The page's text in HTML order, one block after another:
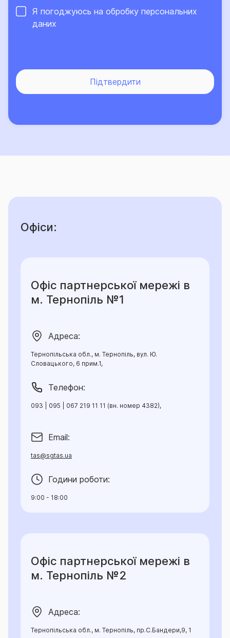
Про високий рівень сервісу та надійний страховий
захист, що його забезпечує Страхова група «ТАС»,
свідчить той факт, що кількість клієнтів компанії, які
Я погоджуюсь на обробку персональних
даних
Підтвердити
Офіси:
Офіс партнерської мережі в
м. Тернопіль №1
Адреса:
Тернопільська обл., м. Тернопіль, вул. Ю.
Словацького, 6 прим.1,
Телефон:
093 | 095 | 067 219 11 11 (вн. номер 4382),
Email:
tas@sgtas.ua
Години роботи:
9:00 - 18:00
Офіс партнерської мережі в
м. Тернопіль №2
Адреса:
Тернопільська обл., м. Тернопіль, пр.С.Бандери,9, 1